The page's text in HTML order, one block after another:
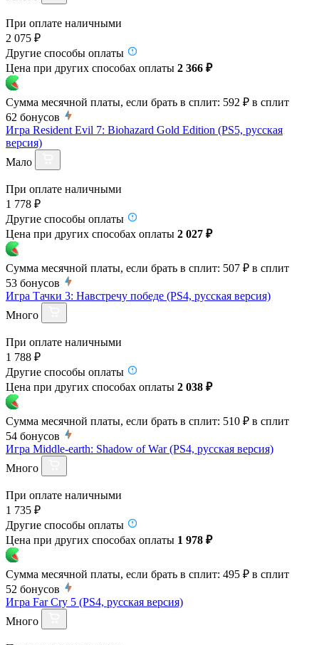
При оплате наличными
2 075 ₽
Другие способы оплаты
Цена при других способах оплаты 2 366 ₽
Сумма месячной платы, если брать в сплит: 592 ₽ в сплит
62 бонусов
Игра Resident Evil 7: Biohazard Gold Edition (PS5, русская
версия)
Мало
При оплате наличными
1 778 ₽
Другие способы оплаты
Цена при других способах оплаты 2 027 ₽
Сумма месячной платы, если брать в сплит: 507 ₽ в сплит
53 бонусов
Игра Тачки 3: Навстречу победе (PS4, русская версия)
Много
При оплате наличными
1 788 ₽
Другие способы оплаты
Цена при других способах оплаты 2 038 ₽
Сумма месячной платы, если брать в сплит: 510 ₽ в сплит
54 бонусов
Игра Middle-earth: Shadow of War (PS4, русская версия)
Много
При оплате наличными
1 735 ₽
Другие способы оплаты
Цена при других способах оплаты 1 978 ₽
Сумма месячной платы, если брать в сплит: 495 ₽ в сплит
52 бонусов
Игра Far Cry 5 (PS4, русская версия)
Много